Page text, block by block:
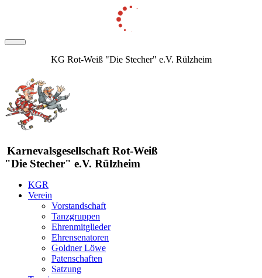
KG Rot-Weiß "Die Stecher" e.V. Rülzheim
Karnevalsgesellschaft Rot-Weiß
"Die Stecher" e.V. Rülzheim
KGR
Verein
Vorstandschaft
Tanzgruppen
Ehrenmitglieder
Ehrensenatoren
Goldner Löwe
Patenschaften
Satzung